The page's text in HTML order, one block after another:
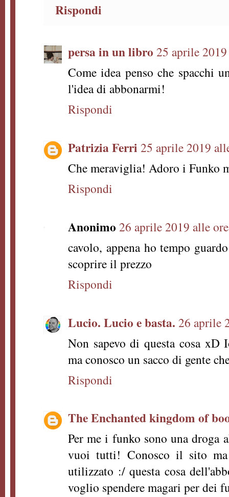
Rispondi
persa in un libro 25 aprile
Come idea penso che spacchi
l'idea di abbonarmi!
Rispondi
Patrizia Ferri 25 aprile 2019
Che meraviglia! Adoro i Funko
Rispondi
Anonimo 26 aprile 2019 alle
cavolo, appena ho tempo
scoprire il prezzo
Rispondi
Lucio. Lucio e basta. 26 aprile
Non sapevo di questa cosa
ma conosco un sacco di gente
Rispondi
The Enchanted kingdom of
Per me i funko sono una droga
vuoi tutti! Conosco il sito
utilizzato :/ questa cosa
voglio spendere magari per dei